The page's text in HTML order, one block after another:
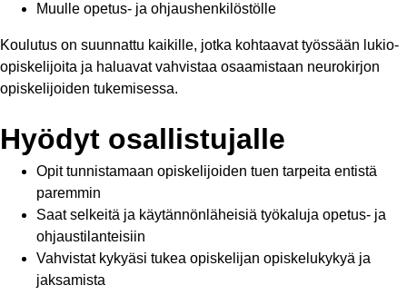
Muulle opetus- ja ohjaushenkilöstölle
Koulutus on suunnattu kaikille, jotka kohtaavat työssään lukio-
opiskelijoita ja haluavat vahvistaa osaamistaan neurokirjon
opiskelijoiden tukemisessa.
Hyödyt osallistujalle
Opit tunnistamaan opiskelijoiden tuen tarpeita entistä
paremmin
Saat selkeitä ja käytännönläheisiä työkaluja opetus- ja
ohjaustilanteisiin
Vahvistat kykyäsi tukea opiskelijan opiskelukykyä ja
jaksamista